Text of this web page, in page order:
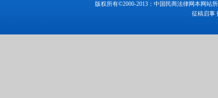
版权所有©2000-2013：中国民商法律网本网站
征稿启事